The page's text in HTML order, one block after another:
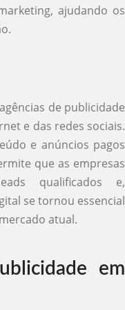
ajudando os
de publicidade
e das redes sociais.
e anúncios pagos
que as empresas
qualificados e,
se tornou essencial
atual.
em